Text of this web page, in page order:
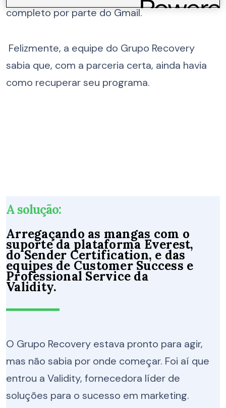
completo por parte do Gmail.
Felizmente, a equipe do Grupo Recovery
sabia que, com a parceria certa, ainda havia
como recuperar seu programa.
A solução:
Arregaçando as mangas com o
suporte da plataforma Everest,
do Sender Certification, e das
equipes de Customer Success e
Professional Service da
Validity.
O Grupo Recovery estava pronto para agir,
mas não sabia por onde começar. Foi aí que
entrou a Validity, fornecedora líder de
soluções para o sucesso em marketing.